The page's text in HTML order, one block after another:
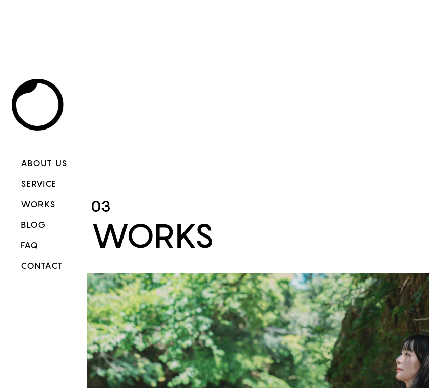
ABOUT US
SERVICE
WORKS
BLOG
FAQ
CONTACT
03
WORKS